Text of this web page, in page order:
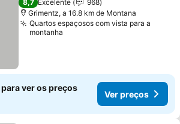
8,7 Excelente
968
Grimentz, a 16.8 km de Montana
Quartos espaçosos com vista para a
montanha
ver os preços
Ver preços